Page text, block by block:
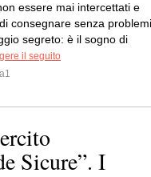
essere mai intercettati e
consegnare senza problemi
segreto: è il sogno di
il seguito
Sicure”. I